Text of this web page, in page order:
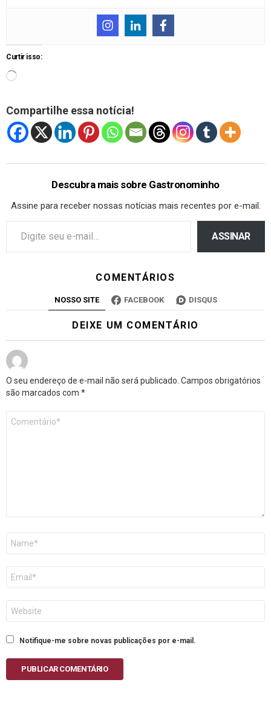
Curtir isso:
Compartilhe essa notícia!
Descubra mais sobre Gastronominho
Assine para receber nossas notícias mais recentes por e-mail.
ASSINAR
COMENTÁRIOS
NOSSO SITE FACEBOOK DISQUS
DEIXE UM COMENTÁRIO
O seu endereço de e-mail não será publicado. Campos obrigatórios
são marcados com *
mail
Notifique-me sobre novas publicações por e-mail.
PUBLICAR COMENTÁRIO